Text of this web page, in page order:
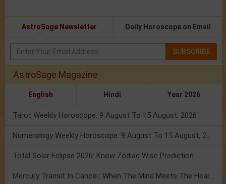
AstroSage Newsletter Daily Horoscope on Email
SUBSCRIBE
AstroSage Magazine
English Hindi Year 2026
Tarot Weekly Horoscope: 9 August To 15 August, 2026
Numerology Weekly Horoscope: 9 August To 15 August, 2026
Total Solar Eclipse 2026: Know Zodiac Wise Prediction
Mercury Transit In Cancer: When The Mind Meets The Heart!